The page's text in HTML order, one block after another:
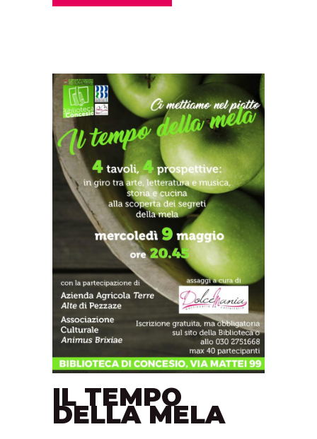
IL TEMPO
DELLA MELA